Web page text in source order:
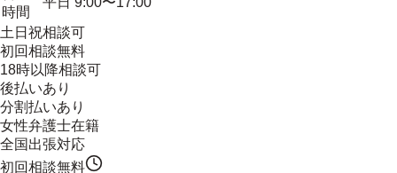
時間
土日祝相談可
初回相談無料
18時以降相談可
後払いあり
分割払いあり
女性弁護士在籍
全国出張対応
初回相談無料